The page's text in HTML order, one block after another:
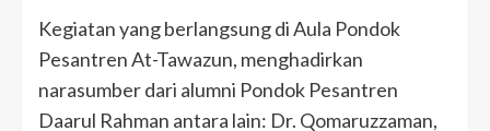
Kegiatan yang berlangsung di Aula Pondok
Pesantren At-Tawazun, menghadirkan
narasumber dari alumni Pondok Pesantren
Daarul Rahman antara lain: Dr. Qomaruzzaman,